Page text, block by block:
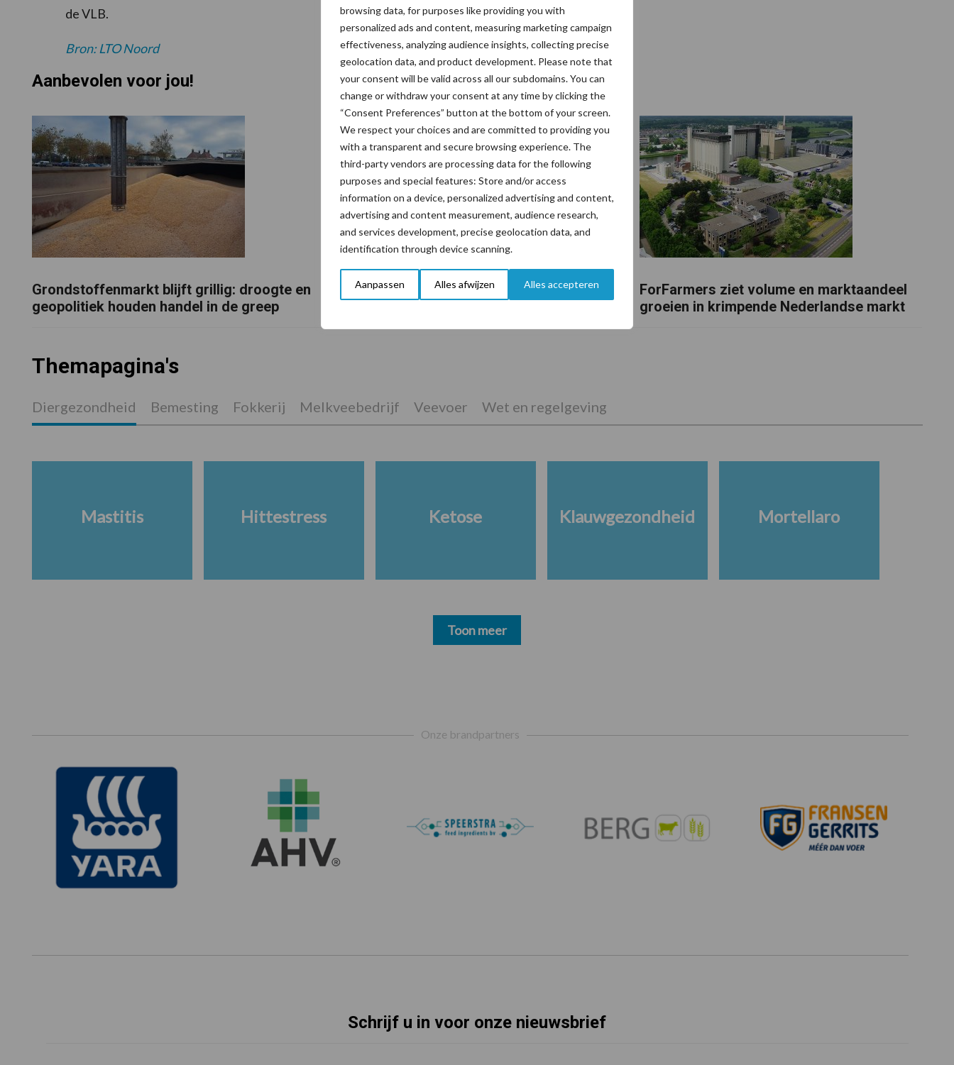
browsing data, for purposes like providing you with
personalized ads and content, measuring marketing campaign
effectiveness, analyzing audience insights, collecting precise
geolocation data, and product development. Please note that
your consent will be valid across all our subdomains. You can
change or withdraw your consent at any time by clicking the
“Consent Preferences” button at the bottom of your screen.
We respect your choices and are committed to providing you
with a transparent and secure browsing experience. The
third-party vendors are processing data for the following
purposes and special features: Store and/or access
information on a device, personalized advertising and content,
advertising and content measurement, audience research,
and services development, precise geolocation data, and
identification through device scanning.
Aanpassen Alles afwijzen Alles accepteren
de VLB.
Bron: LTO Noord
Aanbevolen voor jou!
Grondstoffenmarkt blijft grillig: droogte en
geopolitiek houden handel in de greep
De speenhuid: een vaak onderschatte
ForFarmers ziet volume en marktaandeel
groeien in krimpende Nederlandse markt
Themapagina's
Diergezondheid Bemesting Fokkerij Melkveebedrijf Veevoer Wet en regelgeving
Mastitis Hittestress Ketose Klauwgezondheid Mortellaro
Toon meer
Onze brandpartners
Schrijf u in voor onze nieuwsbrief